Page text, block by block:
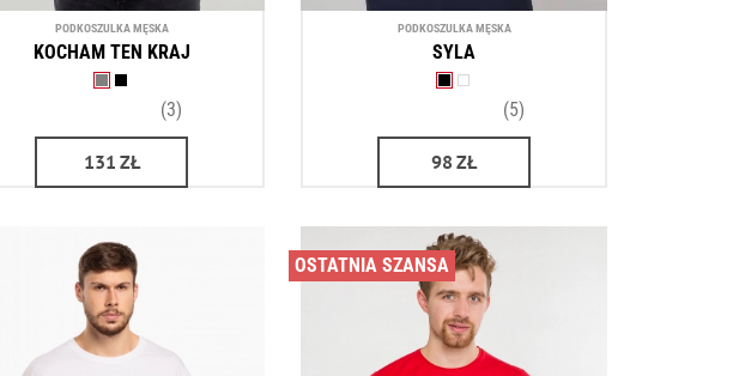
PODKOSZULKA MĘSKA
KOCHAM TEN KRAJ
(3)
131 ZŁ
PODKOSZULKA MĘSKA
SYLA
(5)
98 ZŁ
OSTATNIA SZANSA